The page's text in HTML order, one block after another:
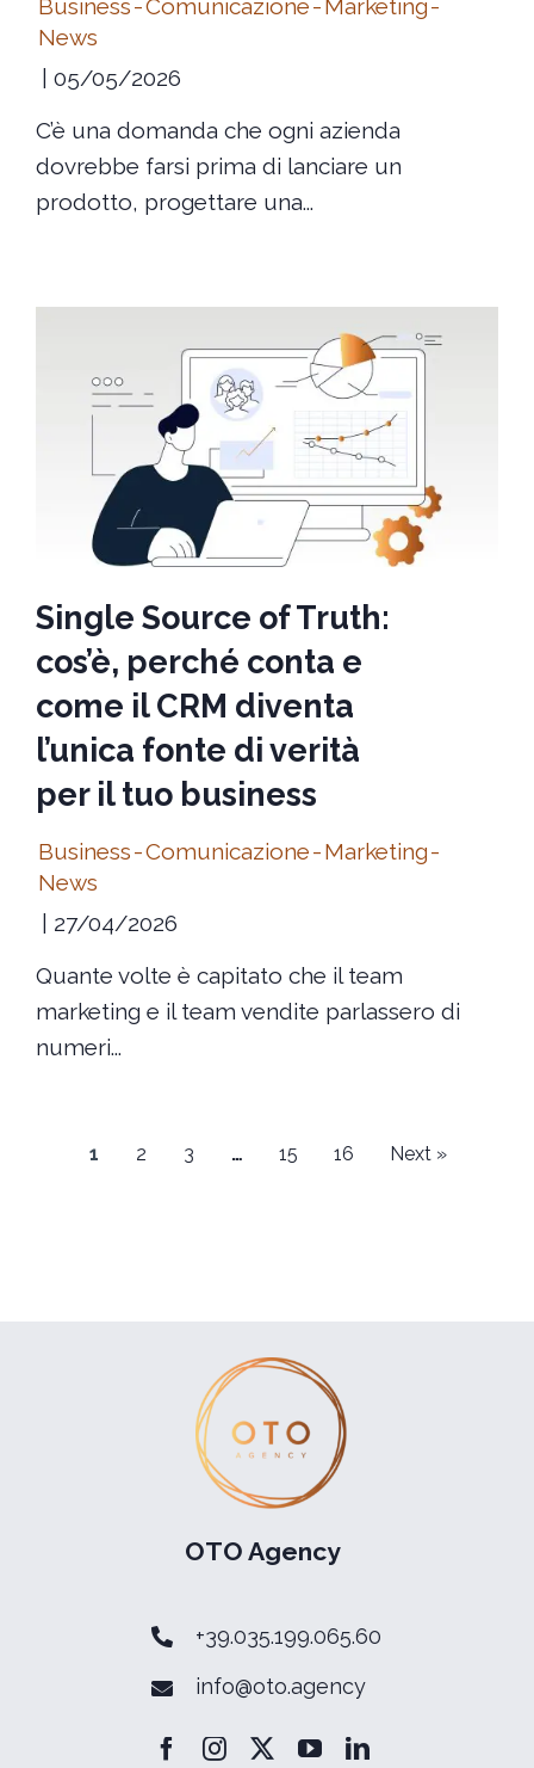
Business-Comunicazione- Marketing-
News
05/05/2026
C’è una domanda che ogni azienda
dovrebbe farsi prima di lanciare un
prodotto, progettare una...
Single Source of Truth:
cos’è, perché conta e
come il CRM diventa
l’unica fonte di verità
per il tuo business
Business-Comunicazione-Marketing-
News
27/04/2026
Quante volte è capitato che il team
marketing e il team vendite parlassero di
numeri...
1 2 3 … 15 16 Next »
OTO Agency
+39.035.199.065.60
info@oto.agency